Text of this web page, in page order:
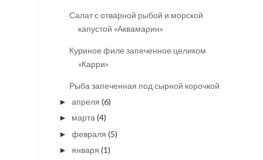
Салат с отварной рыбой и морской
капустой «Аквамарин»
Куриное филе запеченное целиком
«Карри»
Рыба запеченная под сырной корочкой
► апреля (6)
► марта (4)
► февраля (5)
► января (1)